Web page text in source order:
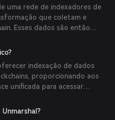
uma rede de indexadores de
que coletam e
Esses dados são então
via APIs, permitindo
suas aplicações com
indexação de dados
proporcionando aos
unificada para acessar
Seu suporte a uma
provisão de dados em